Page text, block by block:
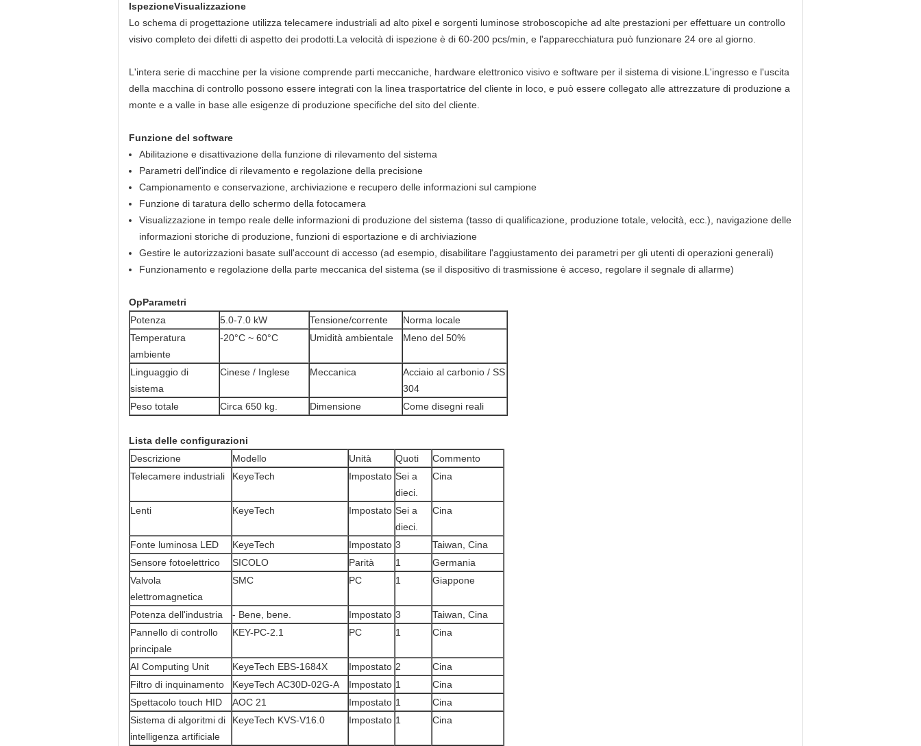
IspezioneVisualizzazione
Lo schema di progettazione utilizza telecamere industriali ad alto pixel e sorgenti luminose stroboscopiche ad alte prestazioni per effettuare un controllo
visivo completo dei difetti di aspetto dei prodotti.La velocità di ispezione è di 60-200 pcs/min, e l'apparecchiatura può funzionare 24 ore al giorno.
L'intera serie di macchine per la visione comprende parti meccaniche, hardware elettronico visivo e software per il sistema di visione.L'ingresso e l'uscita
della macchina di controllo possono essere integrati con la linea trasportatrice del cliente in loco, e può essere collegato alle attrezzature di produzione a
monte e a valle in base alle esigenze di produzione specifiche del sito del cliente.
Funzione del software
Abilitazione e disattivazione della funzione di rilevamento del sistema
Parametri dell'indice di rilevamento e regolazione della precisione
Campionamento e conservazione, archiviazione e recupero delle informazioni sul campione
Funzione di taratura dello schermo della fotocamera
Visualizzazione in tempo reale delle informazioni di produzione del sistema (tasso di qualificazione, produzione totale, velocità, ecc.), navigazione delle
informazioni storiche di produzione, funzioni di esportazione e di archiviazione
Gestire le autorizzazioni basate sull'account di accesso (ad esempio, disabilitare l'aggiustamento dei parametri per gli utenti di operazioni generali)
Funzionamento e regolazione della parte meccanica del sistema (se il dispositivo di trasmissione è acceso, regolare il segnale di allarme)
OpParametri
Potenza
5.0-7.0 kW Tensione/corrente
Norma locale
Temperatura
ambiente
-20°C ~ 60°C Umidità ambientale Meno del 50%
Linguaggio di
sistema
Cinese / Inglese Meccanica
Acciaio al carbonio / SS
304
Peso totale
Circa 650 kg. Dimensione Come disegni reali
Lista delle configurazioni
Descrizione
Modello Unità Quoti
Commento
Telecamere industriali
KeyeTech Impostato Sei a
dieci.
Cina
Lenti KeyeTech Impostato Sei a
dieci.
Cina
Fonte luminosa LED KeyeTech Impostato 3
Taiwan, Cina
Sensore fotoelettrico
SICOLO Parità 1
Germania
Valvola
elettromagnetica
SMC PC 1 Giappone
Potenza dell'industria - Bene, bene. Impostato 3
Taiwan, Cina
Pannello di controllo
principale
KEY-PC-2.1 PC 1 Cina
AI Computing Unit KeyeTech EBS-1684X Impostato 2
Cina
Filtro di inquinamento
KeyeTech AC30D-02G-A Impostato 1
Cina
Spettacolo touch HID
AOC 21 Impostato 1
Cina
Sistema di algoritmi di
intelligenza artificiale
KeyeTech KVS-V16.0 Impostato 1 Cina